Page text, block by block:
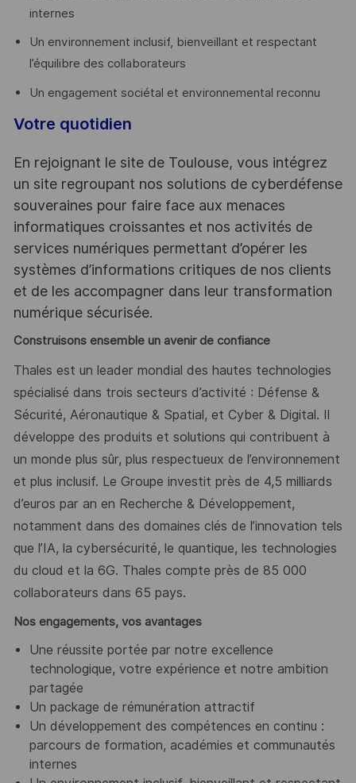
internes
Un environnement inclusif, bienveillant et respectant
l’équilibre des collaborateurs
Un engagement sociétal et environnemental reconnu
Votre quotidien
En rejoignant le site de Toulouse, vous intégrez
un site regroupant nos solutions de cyberdéfense
souveraines pour faire face aux menaces
informatiques croissantes et nos activités de
services numériques permettant d’opérer les
systèmes d’informations critiques de nos clients
et de les accompagner dans leur transformation
numérique sécurisée.
Construisons ensemble un avenir de confiance
Thales est un leader mondial des hautes technologies
spécialisé dans trois secteurs d’activité : Défense &
Sécurité, Aéronautique & Spatial, et Cyber & Digital. Il
développe des produits et solutions qui contribuent à
un monde plus sûr, plus respectueux de l’environnement
et plus inclusif. Le Groupe investit près de 4,5 milliards
d’euros par an en Recherche & Développement,
notamment dans des domaines clés de l’innovation tels
que l’IA, la cybersécurité, le quantique, les technologies
du cloud et la 6G. Thales compte près de 85 000
collaborateurs dans 65 pays. ​
Nos engagements, vos avantages
Une réussite portée par notre excellence
technologique, votre expérience et notre ambition
partagée
Un package de rémunération attractif
Un développement des compétences en continu :
parcours de formation, académies et communautés
internes